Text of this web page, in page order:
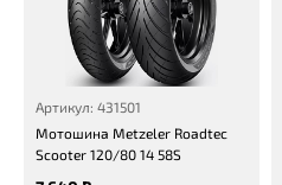
Артикул: 431501
Мотошина Metzeler Roadtec
Scooter 120/80 14 58S